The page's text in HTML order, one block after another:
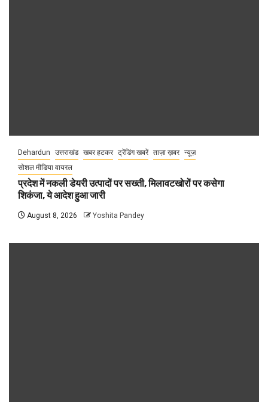
Dehardun उत्तराखंड खबर हटकर ट्रेंडिंग खबरें ताज़ा ख़बर न्यूज़
सोशल मीडिया वायरल
प्रदेश में नकली डेयरी उत्पादों पर सख्ती, मिलावटखोरों पर कसेगा
शिकंजा, ये आदेश हुआ जारी
August 8, 2026 Yoshita Pandey